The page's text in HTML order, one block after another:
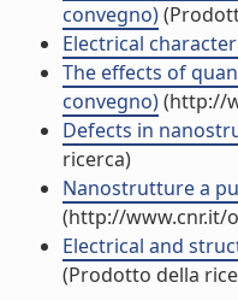
convegno)
Electrical
The effects of
convegno)(http://
Defects in
ricerca)
Nanostrutture a
(http://www.cnr.it/
Electrical and
(Prodotto della